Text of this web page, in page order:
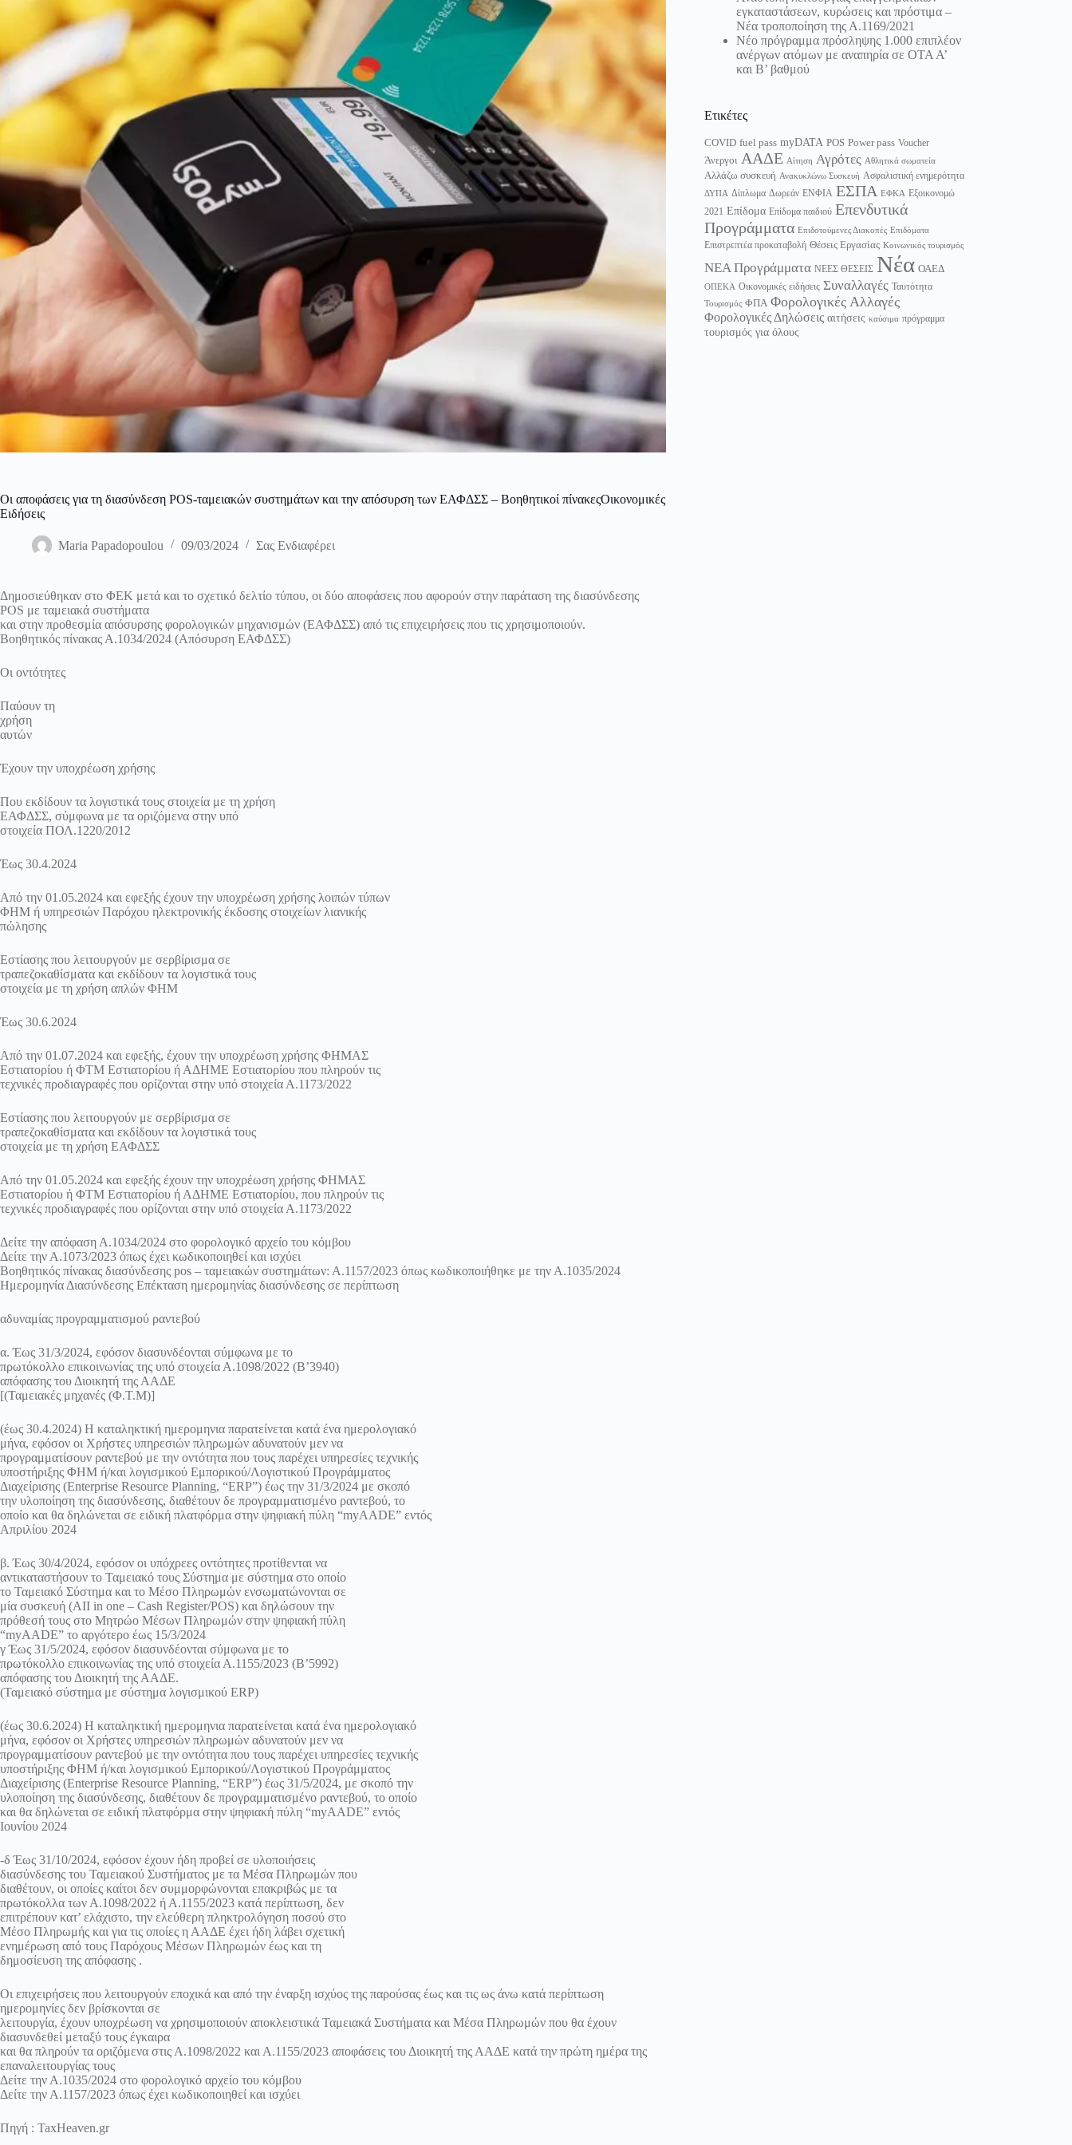
Οι αποφάσεις για τη διασύνδεση POS-ταμειακών συστημάτων και την απόσυρση των ΕΑΦΔΣΣ – Βοηθητικοί πίνακεςΟικονομικές
Ειδήσεις
Maria Papadopoulou 09/03/2024 Σας Ενδιαφέρει
Δημοσιεύθηκαν στο ΦΕΚ μετά και το σχετικό δελτίο τύπου, οι δύο αποφάσεις που αφορούν στην παράταση της διασύνδεσης
POS με ταμειακά συστήματα
και στην προθεσμία απόσυρσης φορολογικών μηχανισμών (ΕΑΦΔΣΣ) από τις επιχειρήσεις που τις χρησιμοποιούν.
Βοηθητικός πίνακας Α.1034/2024 (Απόσυρση ΕΑΦΔΣΣ)
Οι οντότητες
Παύουν τη
χρήση
αυτών
Έχουν την υποχρέωση χρήσης
Που εκδίδουν τα λογιστικά τους στοιχεία με τη χρήση
ΕΑΦΔΣΣ, σύμφωνα με τα οριζόμενα στην υπό
στοιχεία ΠΟΛ.1220/2012
Έως 30.4.2024
Από την 01.05.2024 και εφεξής έχουν την υποχρέωση χρήσης λοιπών τύπων
ΦΗΜ ή υπηρεσιών Παρόχου ηλεκτρονικής έκδοσης στοιχείων λιανικής
πώλησης
Εστίασης που λειτουργούν με σερβίρισμα σε
τραπεζοκαθίσματα και εκδίδουν τα λογιστικά τους
στοιχεία με τη χρήση απλών ΦΗΜ
Έως 30.6.2024
Από την 01.07.2024 και εφεξής, έχουν την υποχρέωση χρήσης ΦΗΜΑΣ
Εστιατορίου ή ΦΤΜ Εστιατορίου ή ΑΔΗΜΕ Εστιατορίου που πληρούν τις
τεχνικές προδιαγραφές που ορίζονται στην υπό στοιχεία Α.1173/2022
Εστίασης που λειτουργούν με σερβίρισμα σε
τραπεζοκαθίσματα και εκδίδουν τα λογιστικά τους
στοιχεία με τη χρήση ΕΑΦΔΣΣ
Από την 01.05.2024 και εφεξής έχουν την υποχρέωση χρήσης ΦΗΜΑΣ
Εστιατορίου ή ΦΤΜ Εστιατορίου ή ΑΔΗΜΕ Εστιατορίου, που πληρούν τις
τεχνικές προδιαγραφές που ορίζονται στην υπό στοιχεία Α.1173/2022
Δείτε την απόφαση Α.1034/2024 στο φορολογικό αρχείο του κόμβου
Δείτε την Α.1073/2023 όπως έχει κωδικοποιηθεί και ισχύει
Βοηθητικός πίνακας διασύνδεσης pos – ταμειακών συστημάτων: Α.1157/2023 όπως κωδικοποιήθηκε με την Α.1035/2024
Ημερομηνία Διασύνδεσης Επέκταση ημερομηνίας διασύνδεσης σε περίπτωση
αδυναμίας προγραμματισμού ραντεβού
α. Έως 31/3/2024, εφόσον διασυνδέονται σύμφωνα με το
πρωτόκολλο επικοινωνίας της υπό στοιχεία Α.1098/2022 (Β’3940)
απόφασης του Διοικητή της ΑΑΔΕ
[(Ταμειακές μηχανές (Φ.Τ.Μ)]
(έως 30.4.2024) Η καταληκτική ημερομηνια παρατείνεται κατά ένα ημερολογιακό
μήνα, εφόσον οι Χρήστες υπηρεσιών πληρωμών αδυνατούν μεν να
προγραμματίσουν ραντεβού με την οντότητα που τους παρέχει υπηρεσίες τεχνικής
υποστήριξης ΦΗΜ ή/και λογισμικού Εμπορικού/Λογιστικού Προγράμματος
Διαχείρισης (Enterprise Resource Planning, “ERP”) έως την 31/3/2024 με σκοπό
την υλοποίηση της διασύνδεσης, διαθέτουν δε προγραμματισμένο ραντεβού, το
οποίο και θα δηλώνεται σε ειδική πλατφόρμα στην ψηφιακή πύλη “myAADE” εντός
Απριλίου 2024
β. Έως 30/4/2024, εφόσον οι υπόχρεες οντότητες προτίθενται να
αντικαταστήσουν το Ταμειακό τους Σύστημα με σύστημα στο οποίο
το Ταμειακό Σύστημα και το Μέσο Πληρωμών ενσωματώνονται σε
μία συσκευή (ΑΙΙ in one – Cash Register/POS) και δηλώσουν την
πρόθεσή τους στο Μητρώο Μέσων Πληρωμών στην ψηφιακή πύλη
“myAADE” το αργότερο έως 15/3/2024
γ Έως 31/5/2024, εφόσον διασυνδέονται σύμφωνα με το
πρωτόκολλο επικοινωνίας της υπό στοιχεία Α.1155/2023 (Β’5992)
απόφασης του Διοικητή της ΑΑΔΕ.
(Ταμειακό σύστημα με σύστημα λογισμικού ERP)
(έως 30.6.2024) Η καταληκτική ημερομηνια παρατείνεται κατά ένα ημερολογιακό
μήνα, εφόσον οι Χρήστες υπηρεσιών πληρωμών αδυνατούν μεν να
προγραμματίσουν ραντεβού με την οντότητα που τους παρέχει υπηρεσίες τεχνικής
υποστήριξης ΦΗΜ ή/και λογισμικού Εμπορικού/Λογιστικού Προγράμματος
Διαχείρισης (Enterprise Resource Planning, “ERP”) έως 31/5/2024, με σκοπό την
υλοποίηση της διασύνδεσης, διαθέτουν δε προγραμματισμένο ραντεβού, το οποίο
και θα δηλώνεται σε ειδική πλατφόρμα στην ψηφιακή πύλη “myAADE” εντός
Ιουνίου 2024
-δ Έως 31/10/2024, εφόσον έχουν ήδη προβεί σε υλοποιήσεις
διασύνδεσης του Ταμειακού Συστήματος με τα Μέσα Πληρωμών που
διαθέτουν, οι οποίες καίτοι δεν συμμορφώνονται επακριβώς με τα
πρωτόκολλα των Α.1098/2022 ή Α.1155/2023 κατά περίπτωση, δεν
επιτρέπουν κατ’ ελάχιστο, την ελεύθερη πληκτρολόγηση ποσού στο
Μέσο Πληρωμής και για τις οποίες η ΑΑΔΕ έχει ήδη λάβει σχετική
ενημέρωση από τους Παρόχους Μέσων Πληρωμών έως και τη
δημοσίευση της απόφασης .
Οι επιχειρήσεις που λειτουργούν εποχικά και από την έναρξη ισχύος της παρούσας έως και τις ως άνω κατά περίπτωση
ημερομηνίες δεν βρίσκονται σε
λειτουργία, έχουν υποχρέωση να χρησιμοποιούν αποκλειστικά Ταμειακά Συστήματα και Μέσα Πληρωμών που θα έχουν
διασυνδεθεί μεταξύ τους έγκαιρα
και θα πληρούν τα οριζόμενα στις Α.1098/2022 και Α.1155/2023 αποφάσεις του Διοικητή της ΑΑΔΕ κατά την πρώτη ημέρα της
επαναλειτουργίας τους
Δείτε την Α.1035/2024 στο φορολογικό αρχείο του κόμβου
Δείτε την Α.1157/2023 όπως έχει κωδικοποιηθεί και ισχύει
Πηγή : TaxHeaven.gr
εγκαταστάσεων, κυρώσεις και πρόστιμα –
Νέα τροποποίηση της Α.1169/2021
Νέο πρόγραμμα πρόσληψης 1.000 επιπλέον
ανέργων ατόμων με αναπηρία σε ΟΤΑ Α’
και Β’ βαθμού
Ετικέτες
COVID fuel pass myDATA POS Power pass Voucher
Άνεργοι ΑΑΔΕ Αίτηση Αγρότες Αθλητικά σωματεία
Αλλάζω συσκευή Ανακυκλώνω Συσκευή Ασφαλιστική ενημερότητα
ΔΥΠΑ Δίπλωμα Δωρεάν ΕΝΦΙΑ ΕΣΠΑ ΕΦΚΑ Εξοικονομώ
2021 Επίδομα Επίδομα παιδιού Επενδυτικά
Προγράμματα Επιδοτούμενες Διακοπές Επιδόματα
Επιστρεπτέα προκαταβολή Θέσεις Εργασίας Κοινωνικός τουρισμός
ΝΕΑ Προγράμματα ΝΕΕΣ ΘΕΣΕΙΣ Νέα ΟΑΕΔ
ΟΠΕΚΑ Οικονομικές ειδήσεις Συναλλαγές Ταυτότητα
Τουρισμός ΦΠΑ Φορολογικές Αλλαγές
Φορολογικές Δηλώσεις αιτήσεις καύσιμα πρόγραμμα
τουρισμός για όλους